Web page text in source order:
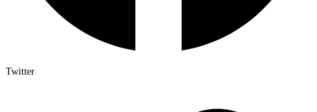
Twitter